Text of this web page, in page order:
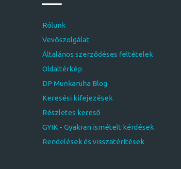
Rólunk
Vevőszolgálat
Általános szerződéses feltételek
Oldaltérkép
DP Munkaruha Blog
Keresési kifejezések
Részletes kereső
GYIK - Gyakran ismételt kérdések
Rendelések és visszatérítések